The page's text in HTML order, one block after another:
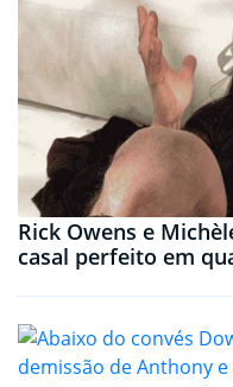
Rick Owens e
casal perfeito em